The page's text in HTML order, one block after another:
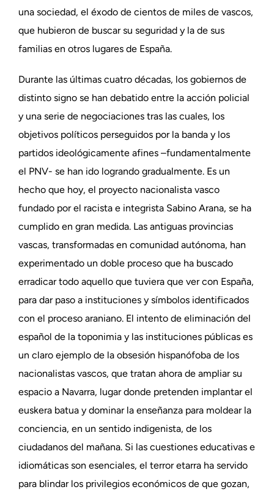
una sociedad, el éxodo de cientos de miles de vascos,
que hubieron de buscar su seguridad y la de sus
familias en otros lugares de España.
Durante las últimas cuatro décadas, los gobiernos de
distinto signo se han debatido entre la acción policial
y una serie de negociaciones tras las cuales, los
objetivos políticos perseguidos por la banda y los
partidos ideológicamente afines –fundamentalmente
el PNV- se han ido logrando gradualmente. Es un
hecho que hoy, el proyecto nacionalista vasco
fundado por el racista e integrista Sabino Arana, se ha
cumplido en gran medida. Las antiguas provincias
vascas, transformadas en comunidad autónoma, han
experimentado un doble proceso que ha buscado
erradicar todo aquello que tuviera que ver con España,
para dar paso a instituciones y símbolos identificados
con el proceso araniano. El intento de eliminación del
español de la toponimia y las instituciones públicas es
un claro ejemplo de la obsesión hispanófoba de los
nacionalistas vascos, que tratan ahora de ampliar su
espacio a Navarra, lugar donde pretenden implantar el
euskera batua y dominar la enseñanza para moldear la
conciencia, en un sentido indigenista, de los
ciudadanos del mañana. Si las cuestiones educativas e
idiomáticas son esenciales, el terror etarra ha servido
para blindar los privilegios económicos de que gozan,